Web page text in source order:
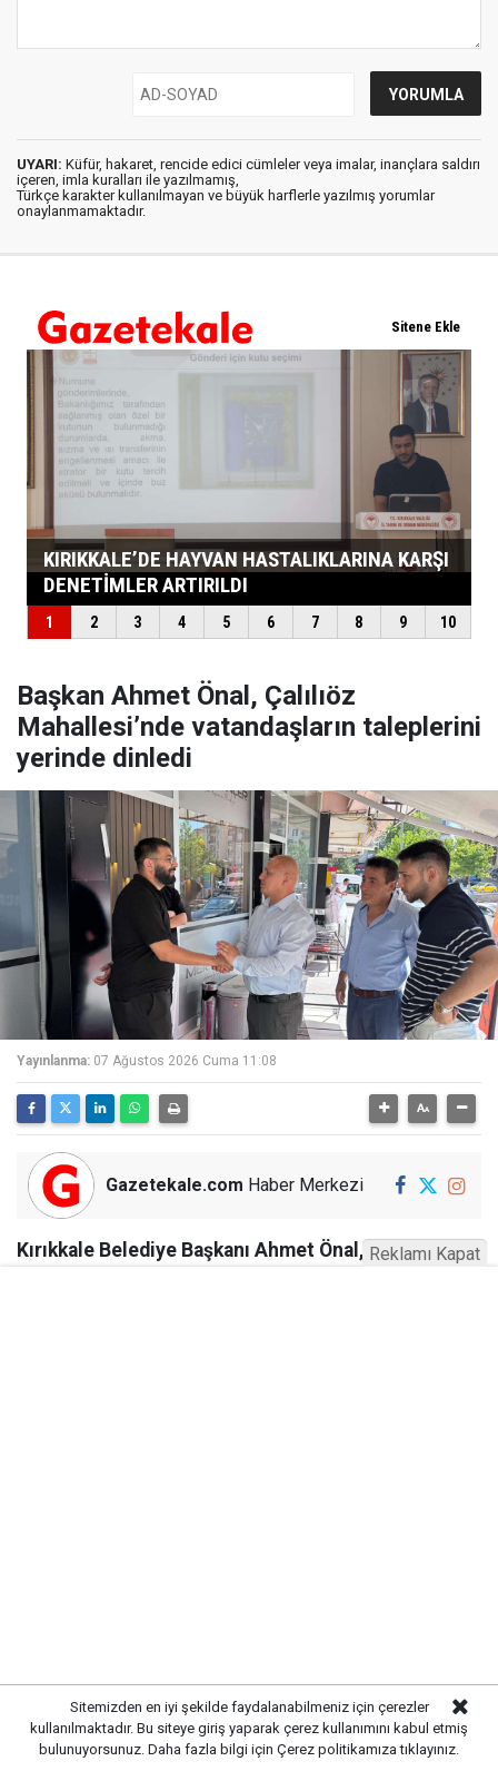
UYARI: Küfür, hakaret, rencide edici cümleler veya imalar, inançlara saldırı
içeren, imla kuralları ile yazılmamış,
Türkçe karakter kullanılmayan ve büyük harflerle yazılmış yorumlar
onaylanmamaktadır.
Başkan Ahmet Önal, Çalılıöz
Mahallesi’nde vatandaşların taleplerini
yerinde dinledi
Yayınlanma: 07 Ağustos 2026 Cuma 11:08
Gazetekale.com Haber Merkezi
Kırıkkale Belediye Başkanı Ahmet Önal, Çalılıöz
Sitemizden en iyi şekilde faydalanabilmeniz için çerezler
kullanılmaktadır. Bu siteye giriş yaparak çerez kullanımını kabul etmiş
bulunuyorsunuz. Daha fazla bilgi için Çerez politikamıza tıklayınız.
Reklamı Kapat